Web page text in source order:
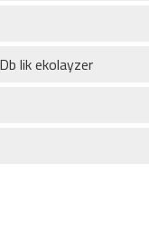
lik ekolayzer